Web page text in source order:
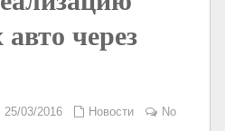
через
25/03/2016 Новости
No